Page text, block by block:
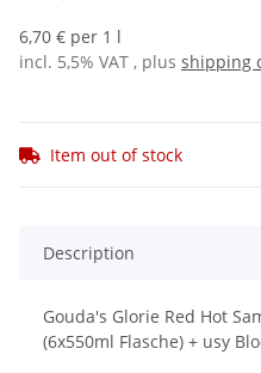
6,70 € per 1 l
incl. 5,5% VAT , plus shipping
Item out of stock
Description
Gouda's Glorie Red Hot
(6x550ml Flasche) + usy